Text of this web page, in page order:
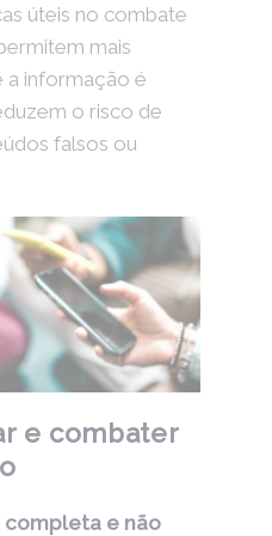
úteis no combate
mais
a informação é
o risco de
falsos ou
e combater
completa e não